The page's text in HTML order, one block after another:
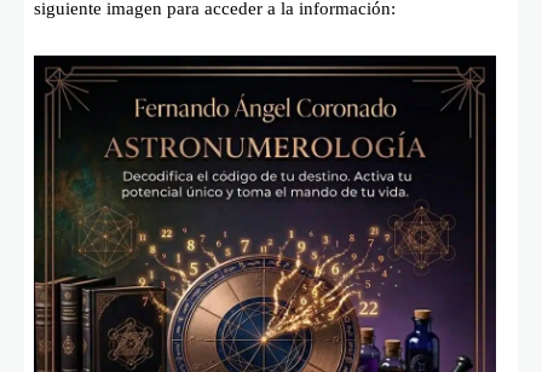
siguiente imagen para acceder a la información: